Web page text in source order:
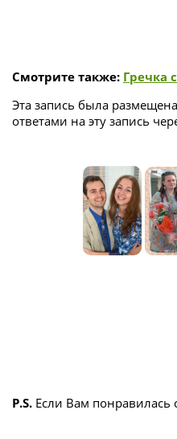
Смотрите также: Гречка
Эта запись была
ответами на эту запись
P.S. Если Вам понравилась